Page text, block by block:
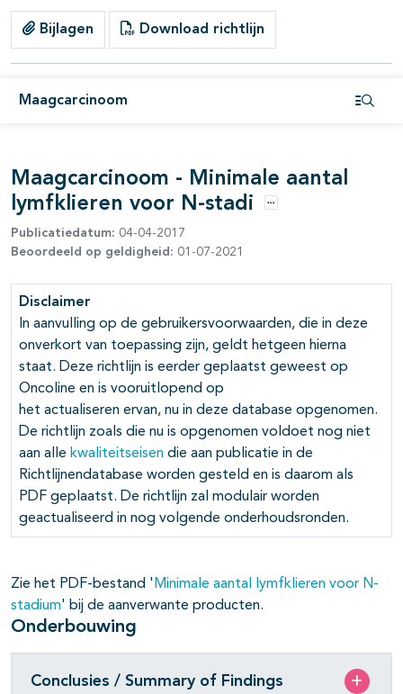
Bijlagen Download richtlijn
Maagcarcinoom
open- en dichtklappen
open- en dichtklappen
open- en dichtklappen
open- en dichtklappen
open- en dichtklappen
Maagcarcinoom - Minimale aantal
lymfklieren voor N-stadi
Opties
Publicatiedatum: 04-04-2017
Beoordeeld op geldigheid: 01-07-2021
Disclaimer
In aanvulling op de gebruikersvoorwaarden, die in deze
onverkort van toepassing zijn, geldt hetgeen hierna
staat. Deze richtlijn is eerder geplaatst geweest op
Oncoline en is vooruitlopend op
het actualiseren ervan, nu in deze database opgenomen.
De richtlijn zoals die nu is opgenomen voldoet nog niet
aan alle kwaliteitseisen die aan publicatie in de
Richtlijnendatabase worden gesteld en is daarom als
PDF geplaatst. De richtlijn zal modulair worden
geactualiseerd in nog volgende onderhoudsronden.
Zie het PDF-bestand ' Minimale aantal lymfklieren voor N-
stadium' bij de aanverwante producten.
Onderbouwing
Conclusies / Summary of Findings